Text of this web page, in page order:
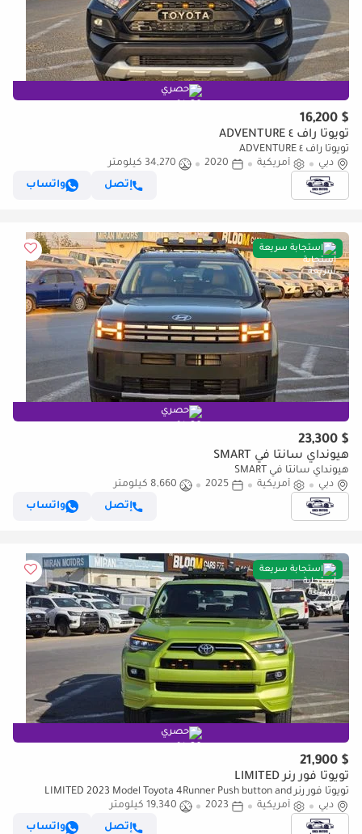
حصري
$ 16,200
تويوتا راف ٤ ADVENTURE
تويوتا راف ٤ ADVENTURE
دبي
أمريكية 2020
34,270 كيلومتر
إتصل
واتساب
استجابة سريعة
حصري
$ 23,300
هيونداي سانتا في SMART
هيونداي سانتا في SMART
دبي
أمريكية 2025
8,660 كيلومتر
إتصل
واتساب
استجابة سريعة
حصري
$ 21,900
تويوتا فور رنر LIMITED
تويوتا فور رنر LIMITED 2023 Model Toyota 4Runner Push button and
original leather
دبي أمريكية 2023
19,340 كيلومتر
إتصل
واتساب